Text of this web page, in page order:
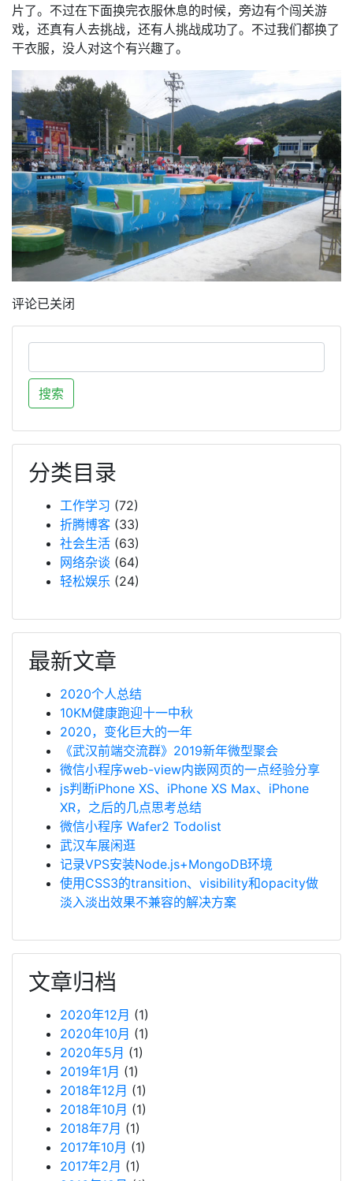
片了。不过在下面换完衣服休息的时候，旁边有个闯关游
戏，还真有人去挑战，还有人挑战成功了。不过我们都换了
干衣服，没人对这个有兴趣了。
评论已关闭
分类目录
工作学习 (72)
折腾博客 (33)
社会生活 (63)
网络杂谈 (64)
轻松娱乐 (24)
最新文章
2020个人总结
10KM健康跑迎十一中秋
2020，变化巨大的一年
《武汉前端交流群》2019新年微型聚会
微信小程序web-view内嵌网页的一点经验分享
js判断iPhone XS、iPhone XS Max、iPhone
XR，之后的几点思考总结
微信小程序 Wafer2 Todolist
武汉车展闲逛
记录VPS安装Node.js+MongoDB环境
使用CSS3的transition、visibility和opacity做
淡入淡出效果不兼容的解决方案
文章归档
2020年12月 (1)
2020年10月 (1)
2020年5月 (1)
2019年1月 (1)
2018年12月 (1)
2018年10月 (1)
2018年7月 (1)
2017年10月 (1)
2017年2月 (1)